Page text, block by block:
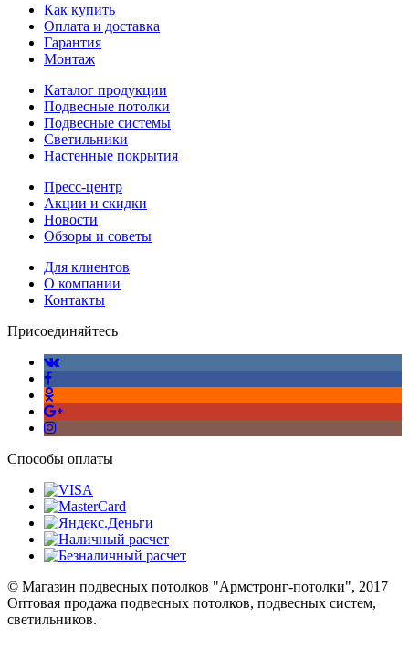
Как купить
Оплата и доставка
Гарантия
Монтаж
Каталог продукции
Подвесные потолки
Подвесные системы
Светильники
Настенные покрытия
Пресс-центр
Акции и скидки
Новости
Обзоры и советы
Для клиентов
О компании
Контакты
Присоединяйтесь
Способы оплаты
© Магазин подвесных потолков "Армстронг-потолки", 2017
Оптовая продажа подвесных потолков, подвесных систем,
светильников.